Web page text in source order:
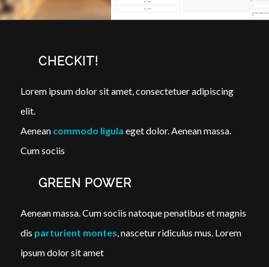
CHECKIT!
Lorem ipsum dolor sit amet, consectetuer adipiscing
elit.
Aenean commodo ligula eget dolor. Aenean massa.
Cum sociis
GREEN POWER
Aenean massa. Cum sociis natoque penatibus et magnis
dis parturient montes, nascetur ridiculus mus. Lorem
ipsum dolor sit amet